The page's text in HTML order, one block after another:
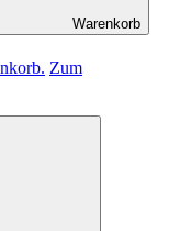
Warenkorb
Zum